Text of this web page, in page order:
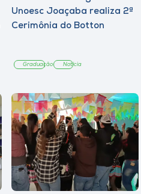
Unoesc Joaçaba realiza 2ª
Cerimônia do Botton
Graduação Notícia